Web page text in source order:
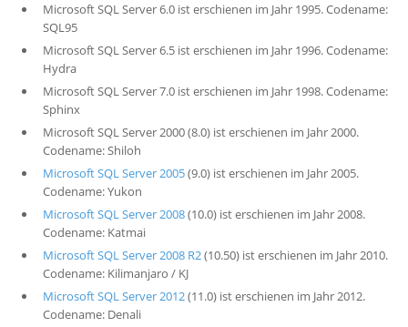
Microsoft SQL Server 6.0 ist erschienen im Jahr 1995. Codename:
SQL95
Microsoft SQL Server 6.5 ist erschienen im Jahr 1996. Codename:
Hydra
Microsoft SQL Server 7.0 ist erschienen im Jahr 1998. Codename:
Sphinx
Microsoft SQL Server 2000 (8.0) ist erschienen im Jahr 2000.
Codename: Shiloh
Microsoft SQL Server 2005(9.0) ist erschienen im Jahr 2005.
Codename: Yukon
Microsoft SQL Server 2008(10.0) ist erschienen im Jahr 2008.
Codename: Katmai
Microsoft SQL Server 2008 R2(10.50) ist erschienen im Jahr 2010.
Codename: Kilimanjaro / KJ
Microsoft SQL Server 2012(11.0) ist erschienen im Jahr 2012.
Codename: Denali